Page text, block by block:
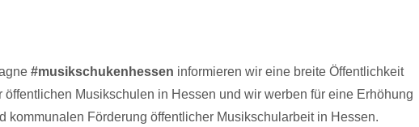
#musikschukenhessen informieren wir eine breite Öffentlichkeit
öffentlichen Musikschulen in Hessen und wir werben für eine Erhöhung
kommunalen Förderung öffentlicher Musikschularbeit in Hessen.